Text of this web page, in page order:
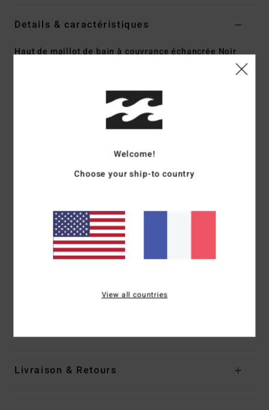
Details & caractéristiques
Haut de maillot de bain à couvrance échancrée Noir
Code couleur
Matière crêpée Sunkissed avec 96% de nylon
recyclé et 4% d'élasthanne
Couvrance :Ultra échancrée
Coupe :taille mi-haute
Échancrure :Très échancrée
Système de fermeture :Lien à nouer sur le côté
[Matière principale] 96% nylon recyclé, 4%
Livraison & Retours
Welcome!
Choose your ship-to country
View all countries